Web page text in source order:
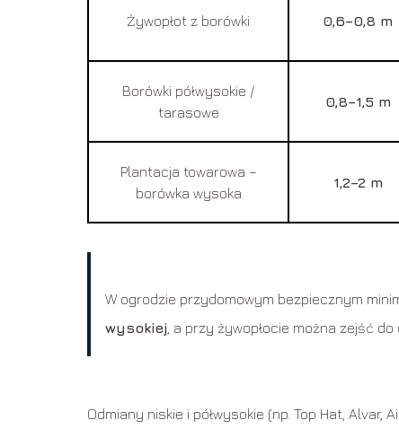
Żywopłot z borówki 0,6–0,8 m
Borówki półwysokie /
tarasowe
0,8–1,5 m
Plantacja towarowa –
borówka wysoka
1,2–2 m
W ogrodzie przydomowym bezpiecznym
wysokiej , a przy żywopłocie można zejść do
Odmiany niskie i półwysokie (np. Top Hat,